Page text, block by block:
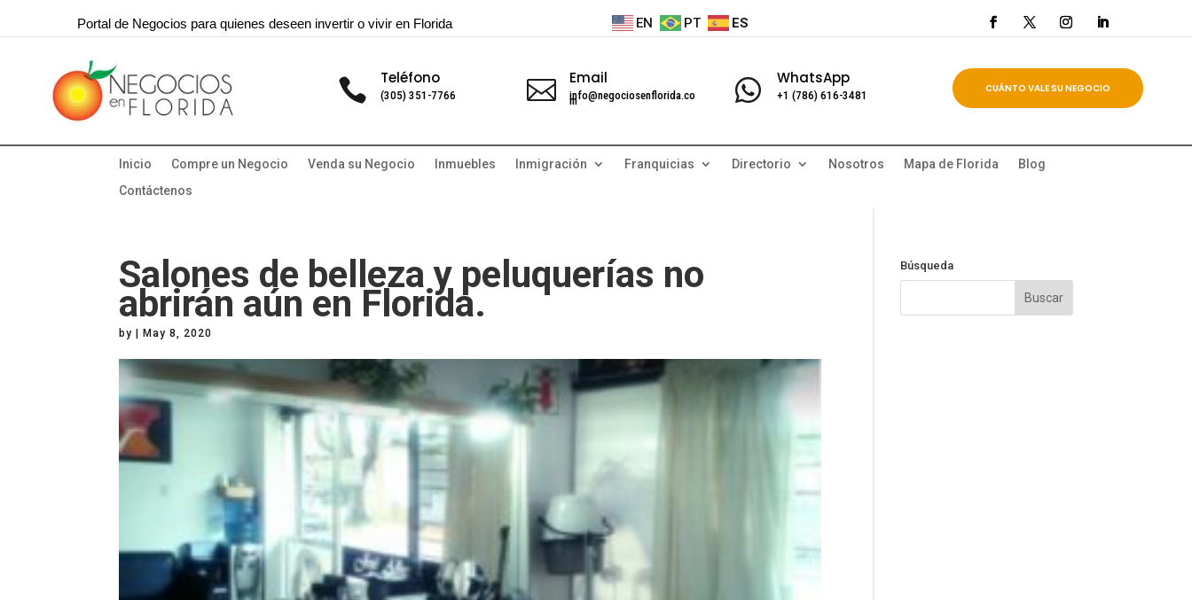
Portal de Negocios para quienes deseen invertir o vivir en Florida EN PT ES
 Teléfono
(305) 351-7766  Email
info@negociosenflorida.co
m  WhatsApp
+1 (786) 616-3481
CUÁNTO VALE SU NEGOCIO
Inicio Compre un Negocio Venda su Negocio Inmuebles Inmigración Franquicias Directorio Nosotros Mapa de Florida
Blog
Contáctenos
Salones de belleza y peluquerías no
abrirán aún en Florida.
by May 8, 2020
Búsqueda